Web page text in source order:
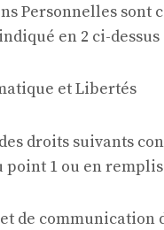
Personnelles sont
en 2 ci-
et Libertés
droits suivants
point 1 ou en
et de communication